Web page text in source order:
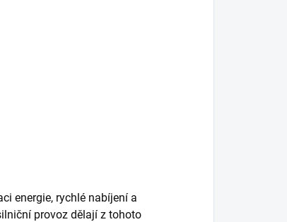
energie, rychlé nabíjení a
provoz dělají z tohoto